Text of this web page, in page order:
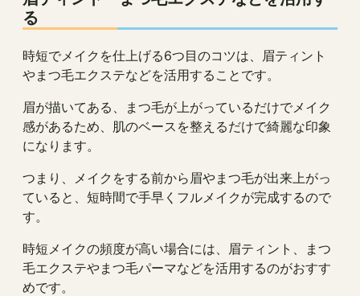
る
時短でメイクを仕上げる6つ目のコツは、眉ティント
やまつ毛エクステなどを活用することです。
眉が描いてある、まつ毛が上がっているだけでメイク
感があるため、肌のベースを整えるだけで綺麗な印象
になります。
つまり、メイクをする前から眉やまつ毛が出来上がっ
ていると、短時間で手早くフルメイクが完成するので
す。
時短メイクの頻度が高い場合には、眉ティント、まつ
毛エクステやまつ毛パーマなどを活用するのがおすす
めです。